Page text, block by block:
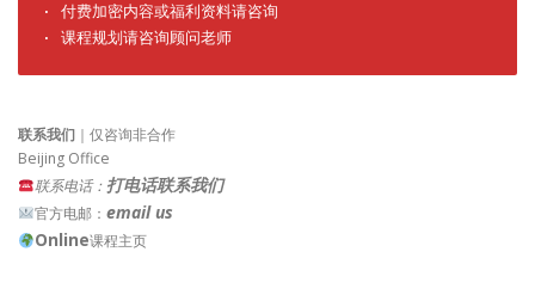
· 付费加密内容或福利资料请咨询
· 课程规划请咨询顾问老师
联系我们 ｜仅咨询非合作
Beijing Office
联系电话： 打电话联系我们
官方电邮： email us
Online课程主页